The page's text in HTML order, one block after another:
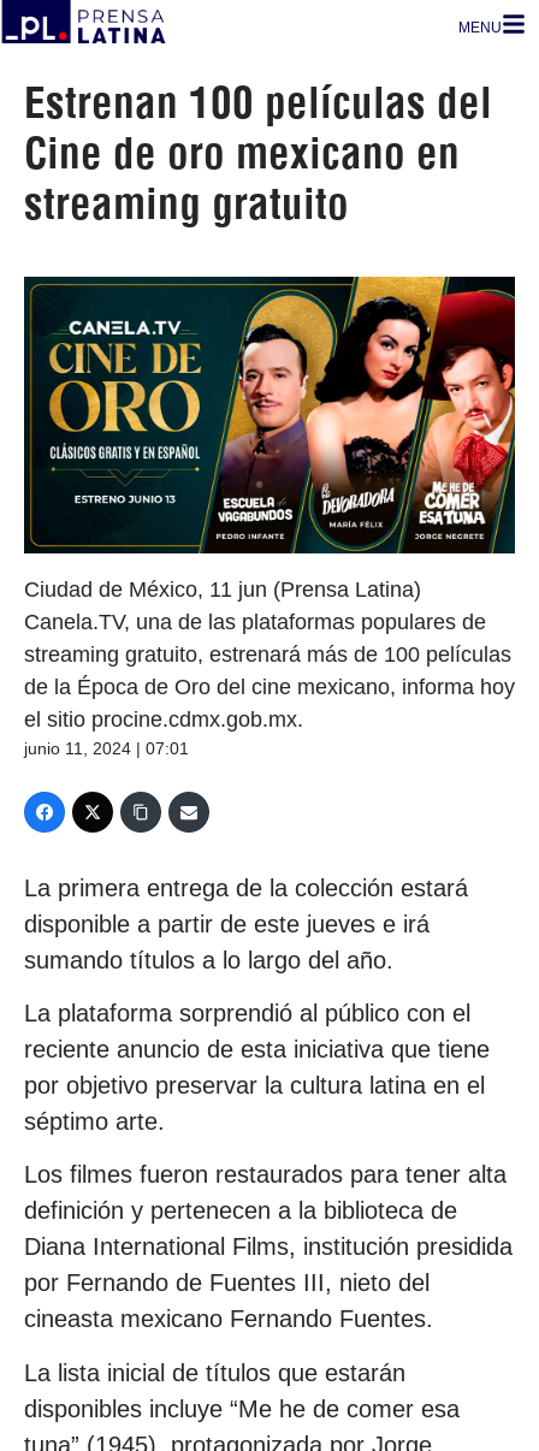
MENU
Estrenan 100 películas del
Cine de oro mexicano en
streaming gratuito
Ciudad de México, 11 jun (Prensa Latina)
Canela.TV, una de las plataformas populares de
streaming gratuito, estrenará más de 100 películas
de la Época de Oro del cine mexicano, informa hoy
el sitio procine.cdmx.gob.mx.
junio 11, 2024 | 07:01
La primera entrega de la colección estará
disponible a partir de este jueves e irá
sumando títulos a lo largo del año.
La plataforma sorprendió al público con el
reciente anuncio de esta iniciativa que tiene
por objetivo preservar la cultura latina en el
séptimo arte.
Los filmes fueron restaurados para tener alta
definición y pertenecen a la biblioteca de
Diana International Films, institución presidida
por Fernando de Fuentes III, nieto del
cineasta mexicano Fernando Fuentes.
La lista inicial de títulos que estarán
disponibles incluye “Me he de comer esa
tuna” (1945), protagonizada por Jorge